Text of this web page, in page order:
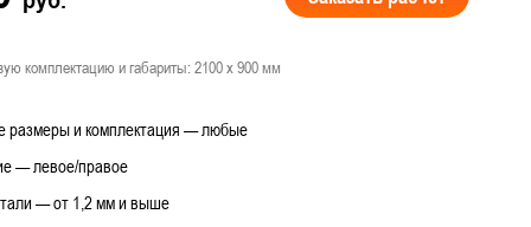
комплектацию и габариты: 2100 х 900 мм
размеры и комплектация — любые
— левое/правое
— от 1,2 мм и выше